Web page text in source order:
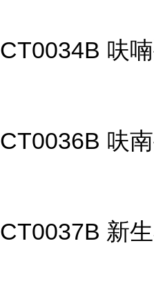
CT0034B 呋
CT0036B 呋
CT0037B 新